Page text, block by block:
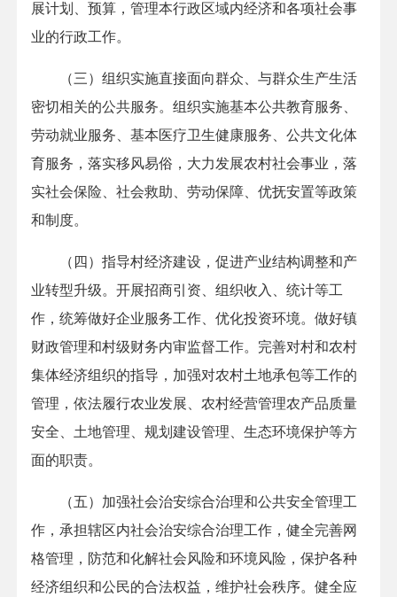
展计划、预算，管理本行政区域内经济和各项社会事
业的行政工作。
（三）组织实施直接面向群众、与群众生产生活
密切相关的公共服务。组织实施基本公共教育服务、
劳动就业服务、基本医疗卫生健康服务、公共文化体
育服务，落实移风易俗，大力发展农村社会事业，落
实社会保险、社会救助、劳动保障、优抚安置等政策
和制度。
（四）指导村经济建设，促进产业结构调整和产
业转型升级。开展招商引资、组织收入、统计等工
作，统筹做好企业服务工作、优化投资环境。做好镇
财政管理和村级财务内审监督工作。完善对村和农村
集体经济组织的指导，加强对农村土地承包等工作的
管理，依法履行农业发展、农村经营管理农产品质量
安全、土地管理、规划建设管理、生态环境保护等方
面的职责。
（五）加强社会治安综合治理和公共安全管理工
作，承担辖区内社会治安综合治理工作，健全完善网
格管理，防范和化解社会风险和环境风险，保护各种
经济组织和公民的合法权益，维护社会秩序。健全应